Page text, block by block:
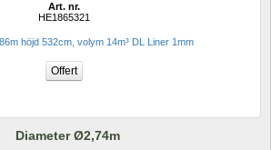
Art. nr.
HE1865321
höjd 532cm, volym 14m³ DL Liner 1mm
Diameter Ø2,74m